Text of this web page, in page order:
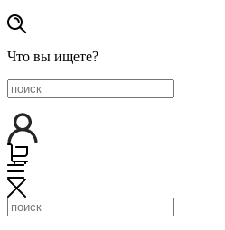
Что вы ищете?